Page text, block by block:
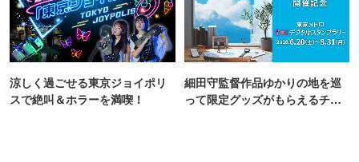
涼しく過ごせる東京ジョイポリ
スで絶叫＆ホラーを満喫！
細田守監督作品ゆかりの地を巡
って限定グッズがもらえるチャ